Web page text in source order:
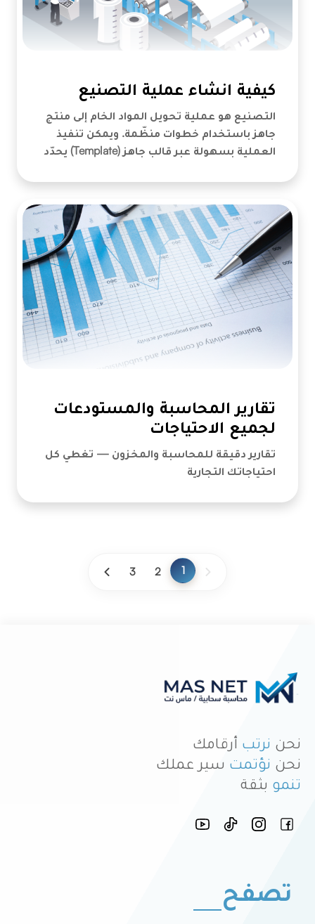
كيفية انشاء عملية التصنيع
التصنيع هو عملية تحويل المواد الخام إلى منتج
جاهز باستخدام خطوات منظّمة. ويمكن تنفيذ
العملية بسهولة عبر قالب جاهز (Template) يحدّد
تقارير المحاسبة والمستودعات
لجميع الاحتياجات
تقارير دقيقة للمحاسبة والمخزون — تغطي كل
احتياجاتك التجارية
1
2
3
نحن نرتب أرقامك
نحن نؤتمت سير عملك
تنمو بثقة
تصفح